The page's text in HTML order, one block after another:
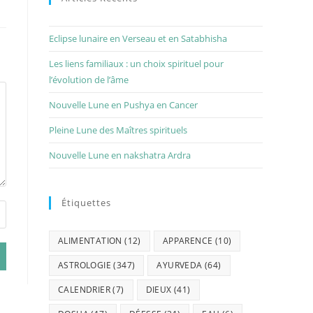
Eclipse lunaire en Verseau et en Satabhisha
Les liens familiaux : un choix spirituel pour
l’évolution de l’âme
Nouvelle Lune en Pushya en Cancer
Pleine Lune des Maîtres spirituels
Nouvelle Lune en nakshatra Ardra
Étiquettes
ALIMENTATION (12) APPARENCE (10)
ASTROLOGIE (347) AYURVEDA (64)
CALENDRIER(7) DIEUX (41)